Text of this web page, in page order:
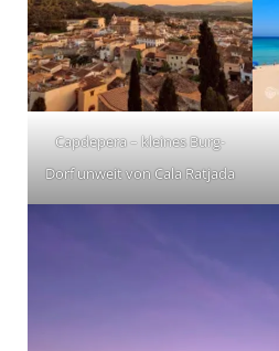
Capdepera – kleines Burg-
Dorf unweit von Cala Ratjada